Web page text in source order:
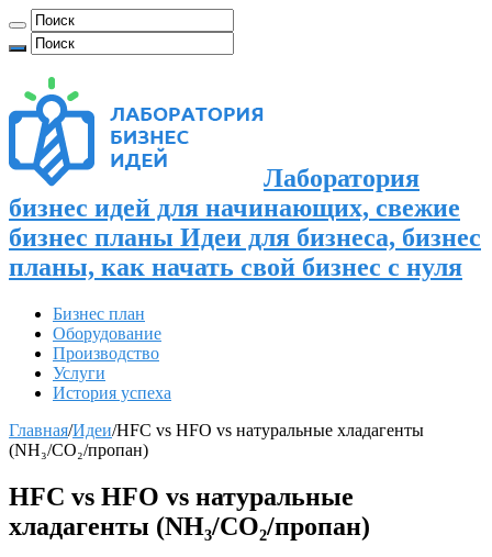
Лаборатория
бизнес идей для начинающих, свежие
бизнес планы Идеи для бизнеса, бизнес
планы, как начать свой бизнес с нуля
Бизнес план
Оборудование
Производство
Услуги
История успеха
Главная/Идеи/HFC vs HFO vs натуральные хладагенты
(NH₃/CO₂/пропан)
HFC vs HFO vs натуральные
хладагенты (NH₃/CO₂/пропан)